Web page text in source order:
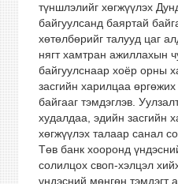
түншлэлийг хөгжүүлэх
байгуулсанд баяртай
хөтөлбөрийг талууд цаг
нягт хамтран ажиллахын
байгуулснаар хоёр орны
засгийн харилцаа
байгааг тэмдэглэв.
худалдаа, эдийн засгийн
хөгжүүлэх талаар санал
Төв банк хооронд
солилцох своп-хэлцэл
үндэсний мөнгөн тэмдэгт